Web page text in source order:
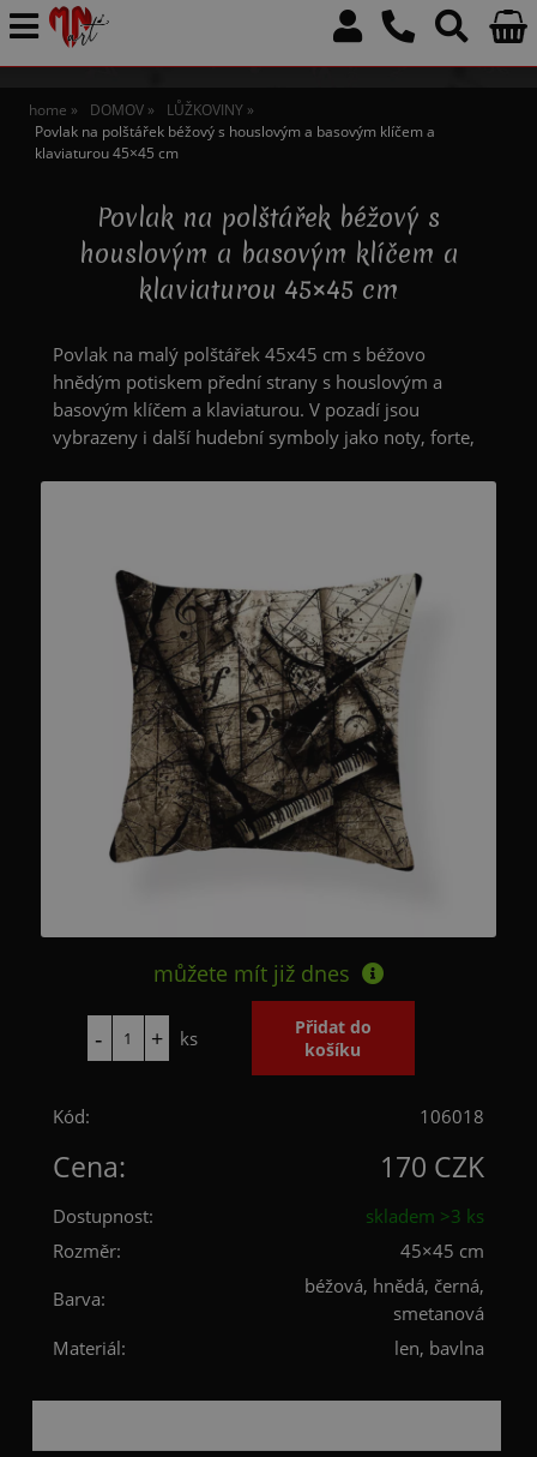
home DOMOV
LŮŽKOVINY
Povlak na polštářek béžový s houslovým a basovým klíčem a
klaviaturou 45×45 cm
Povlak na polštářek béžový s
houslovým a basovým klíčem a
klaviaturou 45×45 cm
Povlak na malý polštářek 45x45 cm s béžovo
hnědým potiskem přední strany s houslovým a
basovým klíčem a klaviaturou. V pozadí jsou
vybrazeny i další hudební symboly jako noty, forte,
můžete mít již dnes
ks
Kód: 106018
Cena: 170 CZK
Dostupnost:
skladem >3 ks
Rozměr:
45×45 cm
Barva:
béžová, hnědá, černá,
smetanová
Materiál:
len, bavlna